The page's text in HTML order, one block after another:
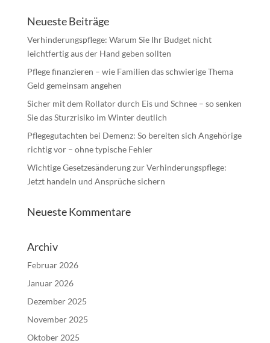
Neueste Beiträge
Verhinderungspflege: Warum Sie Ihr Budget nicht
leichtfertig aus der Hand geben sollten
Pflege finanzieren – wie Familien das schwierige Thema
Geld gemeinsam angehen
Sicher mit dem Rollator durch Eis und Schnee – so senken
Sie das Sturzrisiko im Winter deutlich
Pflegegutachten bei Demenz: So bereiten sich Angehörige
richtig vor – ohne typische Fehler
Wichtige Gesetzesänderung zur Verhinderungspflege:
Jetzt handeln und Ansprüche sichern
Neueste Kommentare
Archiv
Februar 2026
Januar 2026
Dezember 2025
November 2025
Oktober 2025